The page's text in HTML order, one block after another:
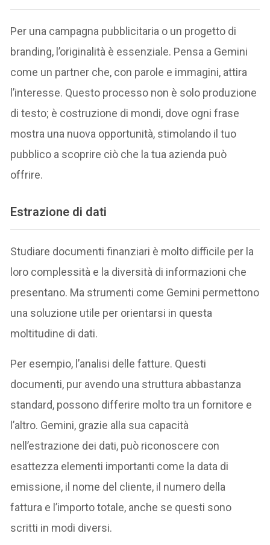
Per una campagna pubblicitaria o un progetto di
branding, l’originalità è essenziale. Pensa a Gemini
come un partner che, con parole e immagini, attira
l’interesse. Questo processo non è solo produzione
di testo; è costruzione di mondi, dove ogni frase
mostra una nuova opportunità, stimolando il tuo
pubblico a scoprire ciò che la tua azienda può
offrire.
Estrazione di dati
Studiare documenti finanziari è molto difficile per la
loro complessità e la diversità di informazioni che
presentano. Ma strumenti come Gemini permettono
una soluzione utile per orientarsi in questa
moltitudine di dati.
Per esempio, l’analisi delle fatture. Questi
documenti, pur avendo una struttura abbastanza
standard, possono differire molto tra un fornitore e
l’altro. Gemini, grazie alla sua capacità
nell’estrazione dei dati, può riconoscere con
esattezza elementi importanti come la data di
emissione, il nome del cliente, il numero della
fattura e l’importo totale, anche se questi sono
scritti in modi diversi.